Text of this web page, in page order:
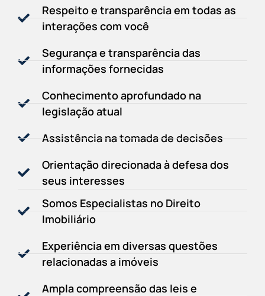
Respeito e transparência em todas as
interações com você
Segurança e transparência das
informações fornecidas
Conhecimento aprofundado na
legislação atual
Assistência na tomada de decisões
Orientação direcionada à defesa dos
seus interesses
Somos Especialistas no Direito
Imobiliário
Experiência em diversas questões
relacionadas a imóveis
Ampla compreensão das leis e